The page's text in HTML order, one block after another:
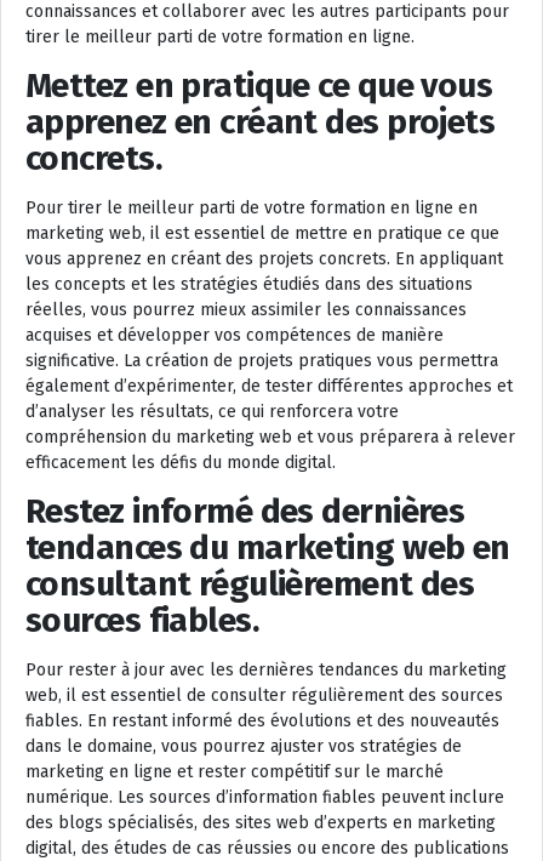
connaissances et collaborer avec les autres participants pour
tirer le meilleur parti de votre formation en ligne.
Mettez en pratique ce que vous
apprenez en créant des projets
concrets.
Pour tirer le meilleur parti de votre formation en ligne en
marketing web, il est essentiel de mettre en pratique ce que
vous apprenez en créant des projets concrets. En appliquant
les concepts et les stratégies étudiés dans des situations
réelles, vous pourrez mieux assimiler les connaissances
acquises et développer vos compétences de manière
significative. La création de projets pratiques vous permettra
également d’expérimenter, de tester différentes approches et
d’analyser les résultats, ce qui renforcera votre
compréhension du marketing web et vous préparera à relever
efficacement les défis du monde digital.
Restez informé des dernières
tendances du marketing web en
consultant régulièrement des
sources fiables.
Pour rester à jour avec les dernières tendances du marketing
web, il est essentiel de consulter régulièrement des sources
fiables. En restant informé des évolutions et des nouveautés
dans le domaine, vous pourrez ajuster vos stratégies de
marketing en ligne et rester compétitif sur le marché
numérique. Les sources d’information fiables peuvent inclure
des blogs spécialisés, des sites web d’experts en marketing
digital, des études de cas réussies ou encore des publications